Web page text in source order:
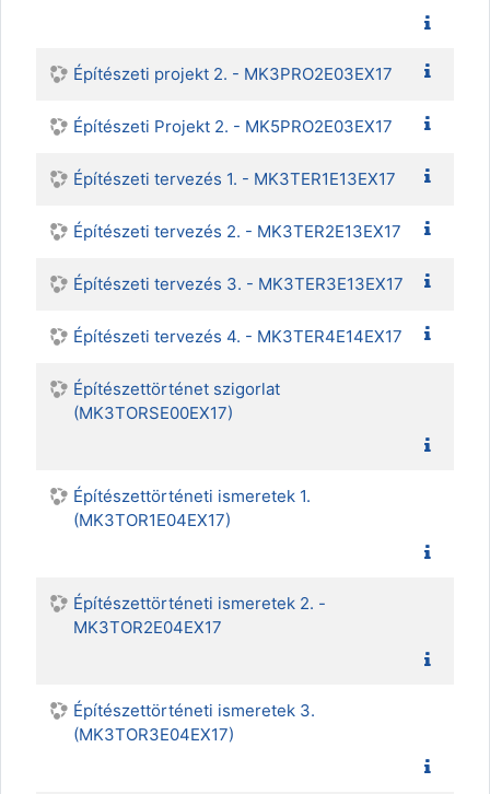
Építészeti projekt 2. - MK3PRO2E03EX17
Építészeti Projekt 2. - MK5PRO2E03EX17
Építészeti tervezés 1. - MK3TER1E13EX17
Építészeti tervezés 2. - MK3TER2E13EX17
Építészeti tervezés 3. - MK3TER3E13EX17
Építészeti tervezés 4. - MK3TER4E14EX17
Építészettörténet szigorlat
(MK3TORSE00EX17)
Építészettörténeti ismeretek 1.
(MK3TOR1E04EX17)
Építészettörténeti ismeretek 2. -
MK3TOR2E04EX17
Építészettörténeti ismeretek 3.
(MK3TOR3E04EX17)